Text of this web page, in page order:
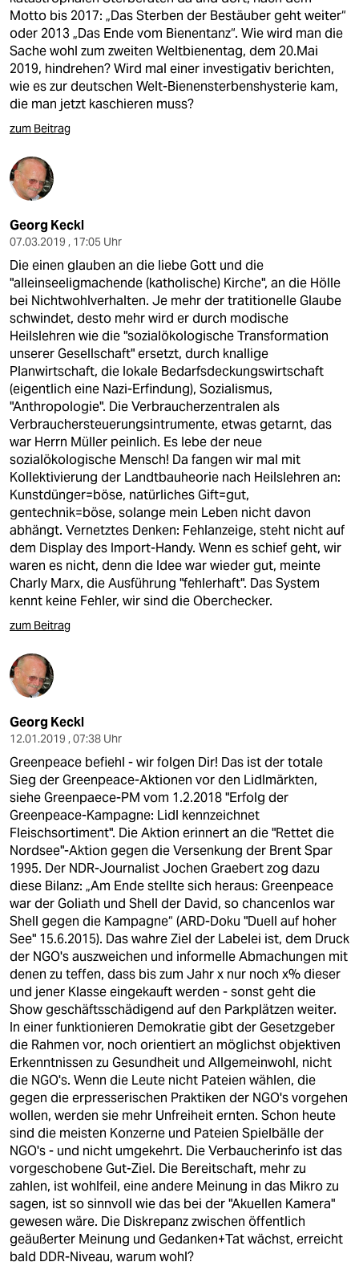
Motto bis 2017: „Das Sterben der Bestäuber geht weiter“
oder 2013 „Das Ende vom Bienentanz“. Wie wird man die
Sache wohl zum zweiten Weltbienentag, dem 20.Mai
2019, hindrehen? Wird mal einer investigativ berichten,
wie es zur deutschen Welt-Bienensterbenshysterie kam,
die man jetzt kaschieren muss?
zum Beitrag
Georg Keckl
07.03.2019 , 17:05 Uhr
Die einen glauben an die liebe Gott und die
"alleinseeligmachende (katholische) Kirche", an die Hölle
bei Nichtwohlverhalten. Je mehr der tratitionelle Glaube
schwindet, desto mehr wird er durch modische
Heilslehren wie die "sozialökologische Transformation
unserer Gesellschaft" ersetzt, durch knallige
Planwirtschaft, die lokale Bedarfsdeckungswirtschaft
(eigentlich eine Nazi-Erfindung), Sozialismus,
"Anthropologie". Die Verbraucherzentralen als
Verbrauchersteuerungsintrumente, etwas getarnt, das
war Herrn Müller peinlich. Es lebe der neue
sozialökologische Mensch! Da fangen wir mal mit
Kollektivierung der Landtbauheorie nach Heilslehren an:
Kunstdünger=böse, natürliches Gift=gut,
gentechnik=böse, solange mein Leben nicht davon
abhängt. Vernetztes Denken: Fehlanzeige, steht nicht auf
dem Display des Import-Handy. Wenn es schief geht, wir
waren es nicht, denn die Idee war wieder gut, meinte
Charly Marx, die Ausführung "fehlerhaft". Das System
kennt keine Fehler, wir sind die Oberchecker.
zum Beitrag
Georg Keckl
12.01.2019 , 07:38 Uhr
Greenpeace befiehl - wir folgen Dir! Das ist der totale
Sieg der Greenpeace-Aktionen vor den Lidlmärkten,
siehe Greenpaece-PM vom 1.2.2018 "Erfolg der
Greenpeace-Kampagne: Lidl kennzeichnet
Fleischsortiment". Die Aktion erinnert an die "Rettet die
Nordsee"-Aktion gegen die Versenkung der Brent Spar
1995. Der NDR-Journalist Jochen Graebert zog dazu
diese Bilanz: „Am Ende stellte sich heraus: Greenpeace
war der Goliath und Shell der David, so chancenlos war
Shell gegen die Kampagne“ (ARD-Doku "Duell auf hoher
See" 15.6.2015). Das wahre Ziel der Labelei ist, dem Druck
der NGO's auszweichen und informelle Abmachungen mit
denen zu teffen, dass bis zum Jahr x nur noch x% dieser
und jener Klasse eingekauft werden - sonst geht die
Show geschäftsschädigend auf den Parkplätzen weiter.
In einer funktionieren Demokratie gibt der Gesetzgeber
die Rahmen vor, noch orientiert an möglichst objektiven
Erkenntnissen zu Gesundheit und Allgemeinwohl, nicht
die NGO's. Wenn die Leute nicht Pateien wählen, die
gegen die erpresserischen Praktiken der NGO's vorgehen
wollen, werden sie mehr Unfreiheit ernten. Schon heute
sind die meisten Konzerne und Pateien Spielbälle der
NGO's - und nicht umgekehrt. Die Verbaucherinfo ist das
vorgeschobene Gut-Ziel. Die Bereitschaft, mehr zu
zahlen, ist wohlfeil, eine andere Meinung in das Mikro zu
sagen, ist so sinnvoll wie das bei der "Akuellen Kamera"
gewesen wäre. Die Diskrepanz zwischen öffentlich
geäußerter Meinung und Gedanken+Tat wächst, erreicht
bald DDR-Niveau, warum wohl?